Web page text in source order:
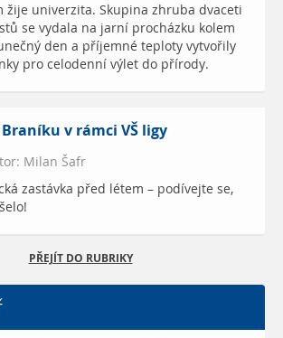
žije univerzita. Skupina zhruba dvaceti
se vydala na jarní procházku kolem
den a příjemné teploty vytvořily
pro celodenní výlet do přírody.
v rámci VŠ ligy
Milan Šafr
zastávka před létem – podívejte se,
PŘEJÍT DO RUBRIKY